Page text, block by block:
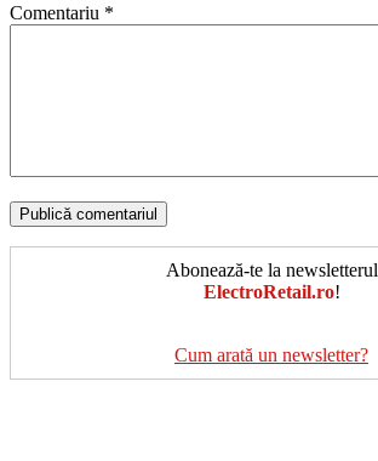
Comentariu *
Abonează-te la newsletterul
ElectroRetail.ro!
Cum arată un newsletter?